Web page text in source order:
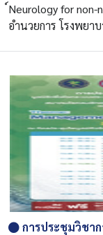
์Neurology for
อำนวยการ โรงพยา
การประชุมวิชา